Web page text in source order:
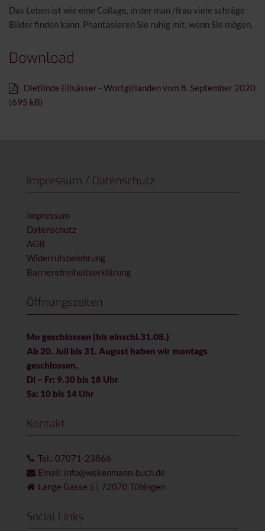
Das Leben ist wie eine Collage, in der man /frau viele schräge
Bilder finden kann. Phantasieren Sie ruhig mit, wenn Sie mögen.
Download
Dietlinde Ellsässer - Wortgirlanden vom 8. September 2020
(695 kB)
Impressum / Datenschutz
Impressum
Datenschutz
AGB
Widerrufsbelehrung
Barrierefreiheitserklärung
Öffnungszeiten
Mo geschlossen (bis einschl.31.08.)
Ab 20. Juli bis 31. August haben wir montags
geschlossen.
Di – Fr: 9.30 bis 18 Uhr
Sa: 10 bis 14 Uhr
Kontakt
Tel.: 07071-23866
Email: info@wekenmann-buch.de
Lange Gasse 5 | 72070 Tübingen
Social Links